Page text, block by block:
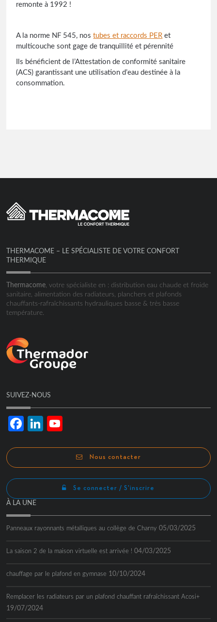
remonte à 1992 !
A la norme NF 545, nostubes et raccords PER et
multicouche sont gage de tranquillité et pérennité
Ils bénéficient de l’Attestation de conformité sanitaire
(ACS) garantissant une utilisation d’eau destinée à la
consommation.
THERMACOME – LE SPÉCIALISTE DE VOTRE CONFORT
THERMIQUE
Thermacome , votre spécialiste en : distribution eau chaude et froide
sanitaire, alimentation des radiateurs, planchers et plafonds
chauffants-rafraîchissants hydrauliques basse & très basse
température.
SUIVEZ-NOUS
FacebookLinkedIn
Nous contacter
Se connecter / S'inscrire
À LA UNE
Panneaux rayonnants métalliques au collège de Charny 05/03/2025
La saison 2 de la maison virtuelle est arrivée ! 04/03/2025
chauffage par le plafond en gymnase 10/10/2024
Remplacer les radiateurs par un plafond chauffant rafraîchissant Acosi+
19/07/2024